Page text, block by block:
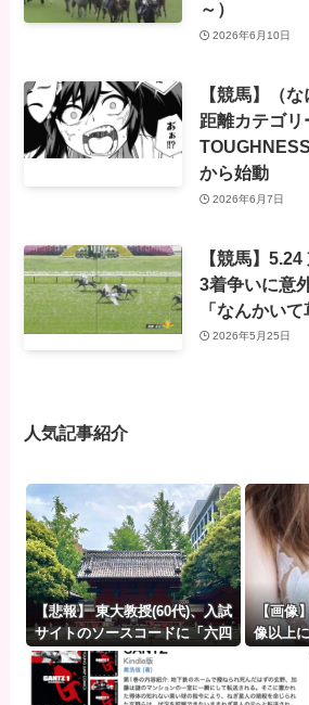
～）
2026年6月10日
【競馬】（
距離カテゴ
から始動
2026年6月7日
【競馬】
3着争いに意
「なんかいて
2026年5月25日
人気記事紹介
【悲報】 東大教授(60代)、入試
サイトのソースコードに「六四
天安門」と埋め込んだのがバレ
て懲戒処分
【画像
像以上